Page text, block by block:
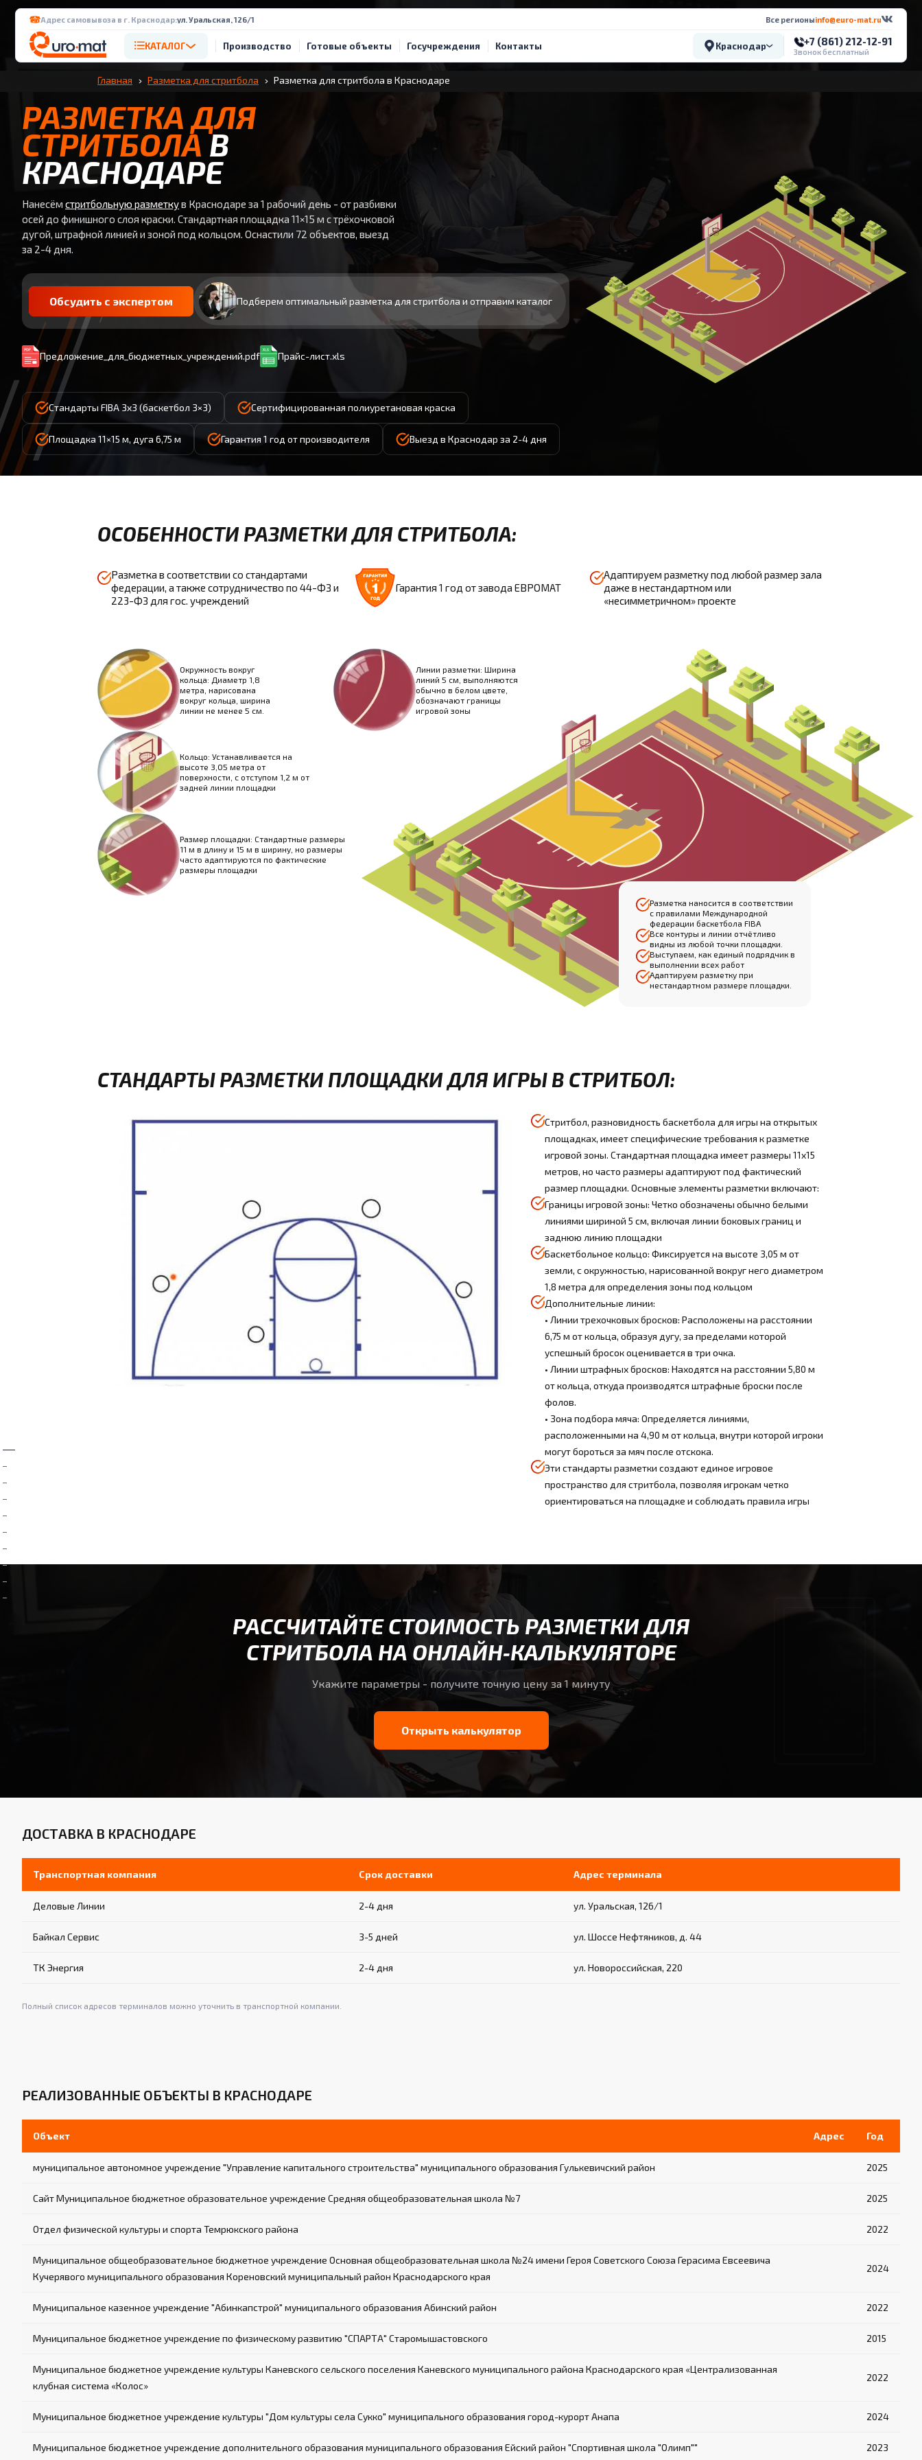
Адрес самовывоза в г. Краснодар:ул. Уральская, 126/1 Все регионыinfo@euro-mat.ru
КАТАЛОГ Производство Готовые объекты Госучреждения Контакты Краснодар +7 (861) 212-12-91
Звонок бесплатный
Главная Разметка для стритбола Разметка для стритбола в Краснодаре
РАЗМЕТКА ДЛЯ
СТРИТБОЛА В
КРАСНОДАРЕ
Нанесём стритбольную разметкув Краснодаре за 1 рабочий день - от разбивки
осей до финишного слоя краски. Стандартная площадка 11×15 м с трёхочковой
дугой, штрафной линией и зоной под кольцом. Оснастили 72 объектов, выезд
за 2-4 дня.
Обсудить с экспертом Подберем оптимальный разметка для стритбола и отправим каталог
Предложение_для_бюджетных_учреждений.pdf Прайс-лист.xls
Стандарты FIBA 3x3 (баскетбол 3×3) Сертифицированная полиуретановая краска
Площадка 11×15 м, дуга 6,75 м Гарантия 1 год от производителя Выезд в Краснодар за 2-4 дня
ОСОБЕННОСТИ РАЗМЕТКИ ДЛЯ СТРИТБОЛА:
Разметка в соответствии со стандартами
федерации, а также сотрудничество по 44-ФЗ и
223-ФЗ для гос. учреждений
Гарантия 1 год от завода ЕВРОМАТ
Адаптируем разметку под любой размер зала
даже в нестандартном или
«несимметричном» проекте
Окружность вокруг
кольца: Диаметр 1,8
метра, нарисована
вокруг кольца, ширина
линии не менее 5 см.
Линии разметки: Ширина
линий 5 см, выполняются
обычно в белом цвете,
обозначают границы
игровой зоны
Кольцо: Устанавливается на
высоте 3,05 метра от
поверхности, с отступом 1,2 м от
задней линии площадки
Размер площадки: Стандартные размеры
11 м в длину и 15 м в ширину, но размеры
часто адаптируются по фактические
размеры площадки
Разметка наносится в соответствии
с правилами Международной
федерации баскетбола FIBA
Все контуры и линии отчётливо
видны из любой точки площадки.
Выступаем, как единый подрядчик в
выполнении всех работ
Адаптируем разметку при
нестандартном размере площадки.
СТАНДАРТЫ РАЗМЕТКИ ПЛОЩАДКИ ДЛЯ ИГРЫ В СТРИТБОЛ:
Стритбол, разновидность баскетбола для игры на открытых
площадках, имеет специфические требования к разметке
игровой зоны. Стандартная площадка имеет размеры 11x15
метров, но часто размеры адаптируют под фактический
размер площадки. Основные элементы разметки включают:
Границы игровой зоны: Четко обозначены обычно белыми
линиями шириной 5 см, включая линии боковых границ и
заднюю линию площадки
Баскетбольное кольцо: Фиксируется на высоте 3,05 м от
земли, с окружностью, нарисованной вокруг него диаметром
1,8 метра для определения зоны под кольцом
Дополнительные линии:
• Линии трехочковых бросков: Расположены на расстоянии
6,75 м от кольца, образуя дугу, за пределами которой
успешный бросок оценивается в три очка.
• Линии штрафных бросков: Находятся на расстоянии 5,80 м
от кольца, откуда производятся штрафные броски после
фолов.
• Зона подбора мяча: Определяется линиями,
расположенными на 4,90 м от кольца, внутри которой игроки
могут бороться за мяч после отскока.
Эти стандарты разметки создают единое игровое
пространство для стритбола, позволяя игрокам четко
ориентироваться на площадке и соблюдать правила игры
РАССЧИТАЙТЕ СТОИМОСТЬ РАЗМЕТКИ ДЛЯ
СТРИТБОЛА НА ОНЛАЙН‑КАЛЬКУЛЯТОРЕ
Укажите параметры - получите точную цену за 1 минуту
Открыть калькулятор
ДОСТАВКА В КРАСНОДАРЕ
Транспортная компания Срок доставки Адрес терминала
Деловые Линии 2-4 дня ул. Уральская, 126/1
Байкал Сервис 3-5 дней ул. Шоссе Нефтяников, д. 44
ТК Энергия 2-4 дня ул. Новороссийская, 220
Полный список адресов терминалов можно уточнить в транспортной компании.
РЕАЛИЗОВАННЫЕ ОБЪЕКТЫ В КРАСНОДАРЕ
Объект Адрес Год
муниципальное автономное учреждение "Управление капитального строительства" муниципального образования Гулькевичский район 2025
Сайт Муниципальное бюджетное образовательное учреждение Средняя общеобразовательная школа №7 2025
Отдел физической культуры и спорта Темрюкского района 2022
Муниципальное общеобразовательное бюджетное учреждение Основная общеобразовательная школа №24 имени Героя Советского Союза Герасима Евсеевича
Кучерявого муниципального образования Кореновский муниципальный район Краснодарского края
2024
Муниципальное казенное учреждение "Абинкапстрой" муниципального образования Абинский район 2022
Муниципальное бюджетное учреждение по физическому развитию "СПАРТА" Старомышастовского 2015
Муниципальное бюджетное учреждение культуры Каневского сельского поселения Каневского муниципального района Краснодарского края «Централизованная
клубная система «Колос»
2022
Муниципальное бюджетное учреждение культуры "Дом культуры села Сукко" муниципального образования город-курорт Анапа 2024
Муниципальное бюджетное учреждение дополнительного образования муниципального образования Ейский район "Спортивная школа "Олимп"" 2023